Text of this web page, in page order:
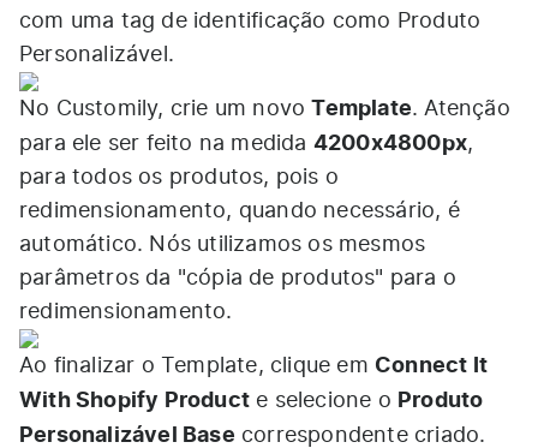
com uma tag de identificação como Produto
Personalizável.
No Customily, crie um novoTemplate. Atenção
para ele ser feito na medida 4200x4800px,
para todos os produtos, pois o
redimensionamento, quando necessário, é
automático. Nós utilizamos os mesmos
parâmetros da "cópia de produtos" para o
redimensionamento.
Ao finalizar o Template, clique em Connect It
With Shopify Product e selecione o Produto
Personalizável Base correspondente criado.